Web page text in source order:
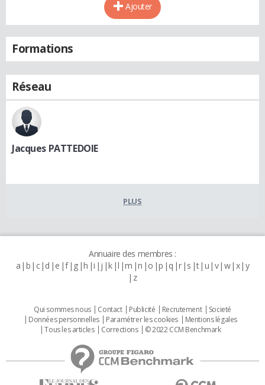
Ajouter
Formations
Réseau
Jacques PATTEDOIE
PLUS
Annuaire des membres :
a b c d e f g h i j k l m n o p q r s t u v w x y
z
Qui sommes nous Contact Publicité Recrutement
Societé
Données personnelles
Paramétrer les cookies
Mentions légales
Tous les articles
Corrections © 2022 CCM Benchmark